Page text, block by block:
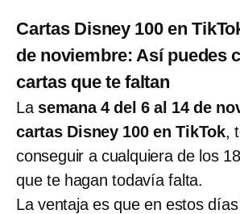
Cartas Disney 100 en
de noviembre: Así puedes
cartas que te faltan
Lasemana 4 del 6 al 14 de
cartas Disney 100 en TikTok,
conseguir a cualquiera de los
que te hagan todavía falta.
La ventaja es que en estos